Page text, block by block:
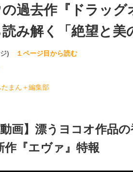
の過去作『ドラッグ
み解く「絶望と美
ジ)
１ページ目から読む
たまん＋編集部
画】漂うヨコオ作品
作『エヴァ』特報